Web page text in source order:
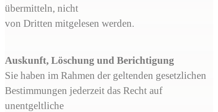
übermitteln, nicht
von Dritten mitgelesen werden.
Auskunft, Löschung und Berichtigung
Sie haben im Rahmen der geltenden gesetzlichen
Bestimmungen jederzeit das Recht auf
unentgeltliche